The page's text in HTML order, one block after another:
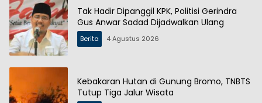
Tak Hadir Dipanggil KPK, Politisi Gerindra
Gus Anwar Sadad Dijadwalkan Ulang
Berita 4 Agustus 2026
Kebakaran Hutan di Gunung Bromo, TNBTS
Tutup Tiga Jalur Wisata